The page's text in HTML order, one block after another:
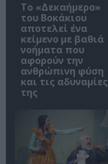
Το «Δεκαήμερο»
του Βοκάκιου
αποτελεί ένα
κείμενο με βαθιά
νοήματα που
αφορούν την
ανθρώπινη φύση
και τις αδυναμίες
της